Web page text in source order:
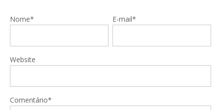
Nome* E-mail*
Website
Comentário*